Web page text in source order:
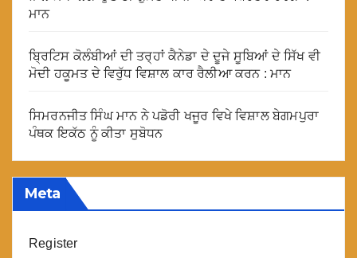
ਮਾਨ
ਬ੍ਰਿਟਿਸ ਕੋਲੰਬੀਆਂ ਦੀ ਤਰ੍ਹਾਂ ਕੈਨੇਡਾ ਦੇ ਦੂਜੇ ਸੂਬਿਆਂ ਦੇ ਸਿੱਖ ਵੀ
ਮੋਦੀ ਹਕੂਮਤ ਦੇ ਵਿਰੁੱਧ ਵਿਸ਼ਾਲ ਕਾਰ ਰੈਲੀਆ ਕਰਨ : ਮਾਨ
ਸਿਮਰਨਜੀਤ ਸਿੰਘ ਮਾਨ ਨੇ ਪਡੋਰੀ ਖਜੂਰ ਵਿਖੇ ਵਿਸ਼ਾਲ ਬੇਗਮਪੁਰਾ
ਪੰਥਕ ਇਕੱਠ ਨੂੰ ਕੀਤਾ ਸੁਬੋਧਨ
Meta
Register